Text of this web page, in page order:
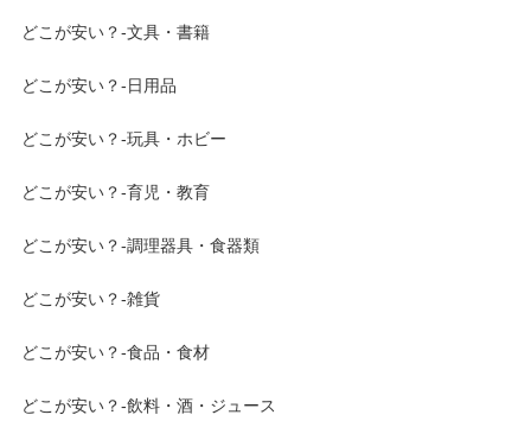
どこが安い？-文具・書籍
どこが安い？-日用品
どこが安い？-玩具・ホビー
どこが安い？-育児・教育
どこが安い？-調理器具・食器類
どこが安い？-雑貨
どこが安い？-食品・食材
どこが安い？-飲料・酒・ジュース